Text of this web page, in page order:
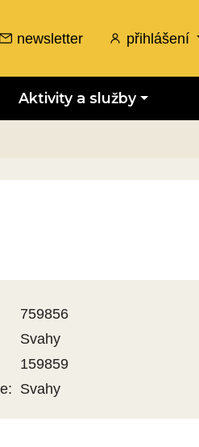
newsletter přihlášení
Aktivity a služby
759856
Svahy
159859
Svahy